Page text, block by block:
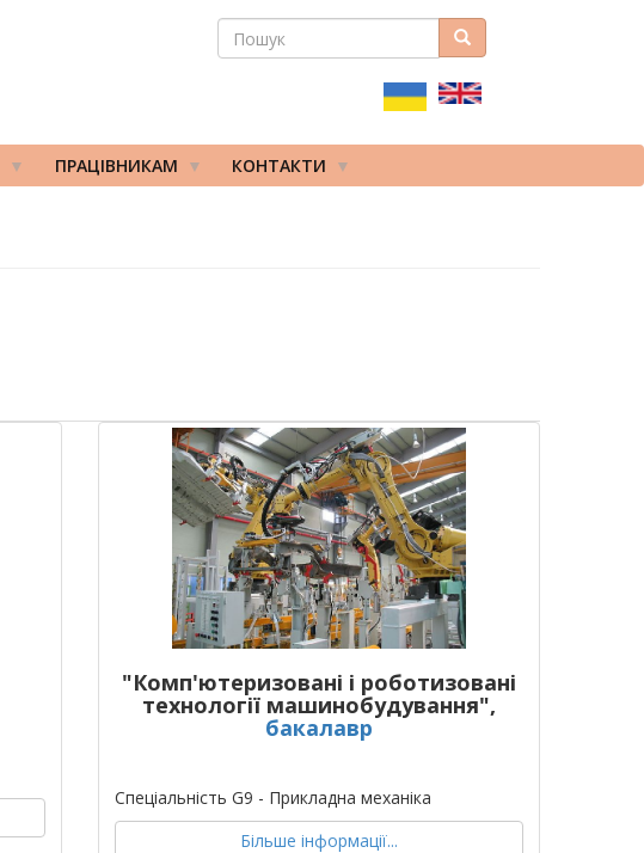
ПОШУКОВА
ПОШУК Пошук
ПРАЦІВНИКАМ КОНТАКТИ
"Комп'ютеризовані і роботизовані
технології машинобудування",
бакалавр
Спеціальність G9 - Прикладна механіка
Більше інформації...